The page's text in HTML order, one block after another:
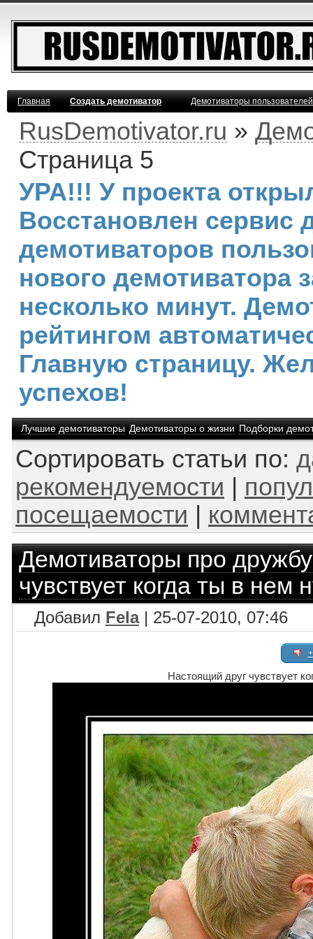
Главная Создать демотиватор Демотиваторы
RusDemotivator.ru »
Страница 5
УРА!!! У проекта
Восстановлен сервис
демотиваторов
нового демотиватора
несколько минут.
рейтингом
Главную страницу.
успехов!
Лучшие демотиваторы Демотиваторы о жизни Подборки
Сортировать статьи по:
рекомендуемости
посещаемости
Демотиваторы про дружбу
чувствует когда ты в нем
Добавил Fela| 25-07-2010, 07:46
Настоящий друг чувствует